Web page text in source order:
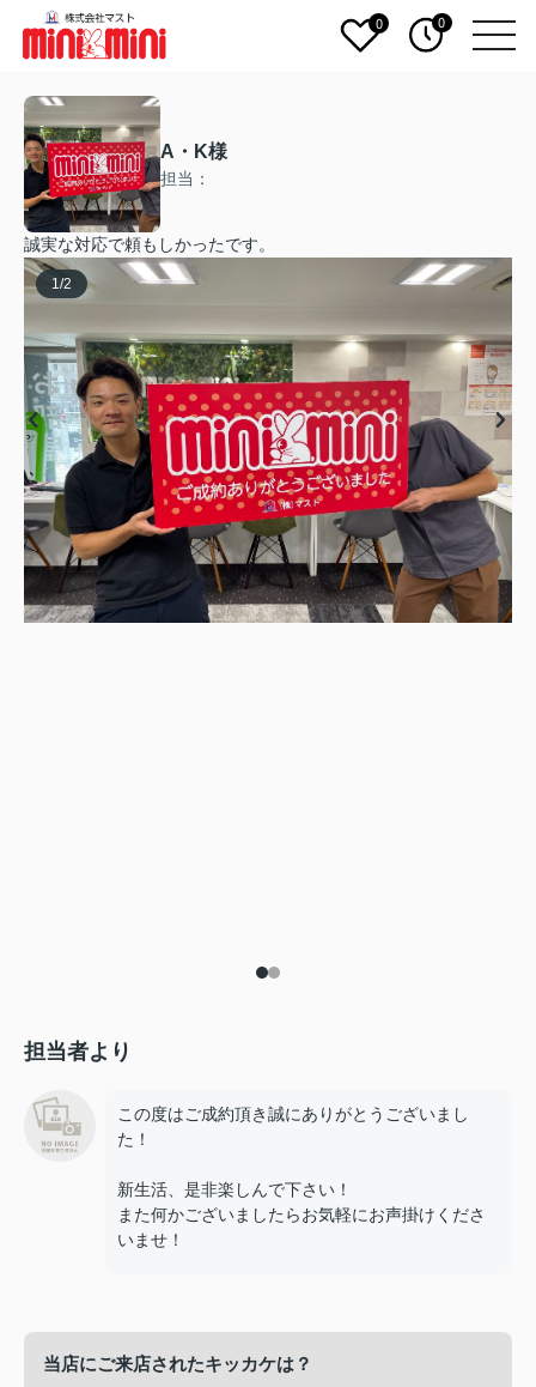
0 0
A・K様
担当：
誠実な対応で頼もしかったです。
1/2
担当者より
この度はご成約頂き誠にありがとうございまし
た！
新生活、是非楽しんで下さい！
また何かございましたらお気軽にお声掛けくださ
いませ！
当店にご来店されたキッカケは？